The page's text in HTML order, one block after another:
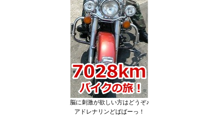
脳に刺激が欲しい方はどうぞ♪
アドレナリンどばばーっ！